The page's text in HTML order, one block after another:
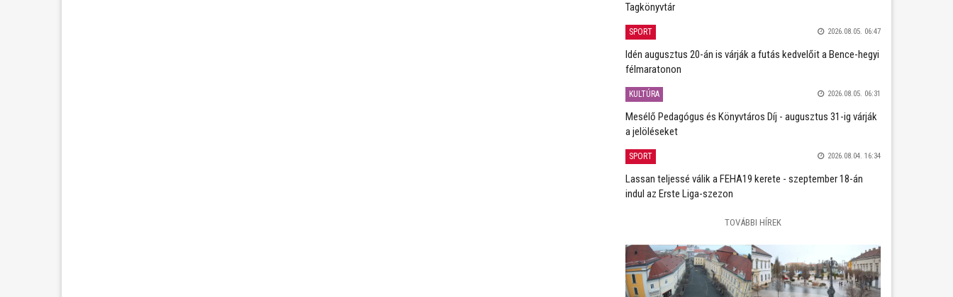
Tagkönyvtár
SPORT 2026.08.05. 06:47
Idén augusztus 20-án is várják a futás kedvelőit a Bence-hegyi
félmaratonon
KULTÚRA 2026.08.05. 06:31
Mesélő Pedagógus és Könyvtáros Díj - augusztus 31-ig várják
a jelöléseket
SPORT 2026.08.04. 16:34
Lassan teljessé válik a FEHA19 kerete - szeptember 18-án
indul az Erste Liga-szezon
TOVÁBBI HÍREK